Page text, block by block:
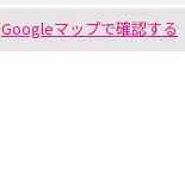
Googleマップで確認する